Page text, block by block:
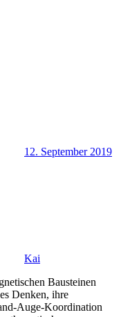
12. September 2019
Kai
Bausteinen
Denken, ihre
Auge-Koordination